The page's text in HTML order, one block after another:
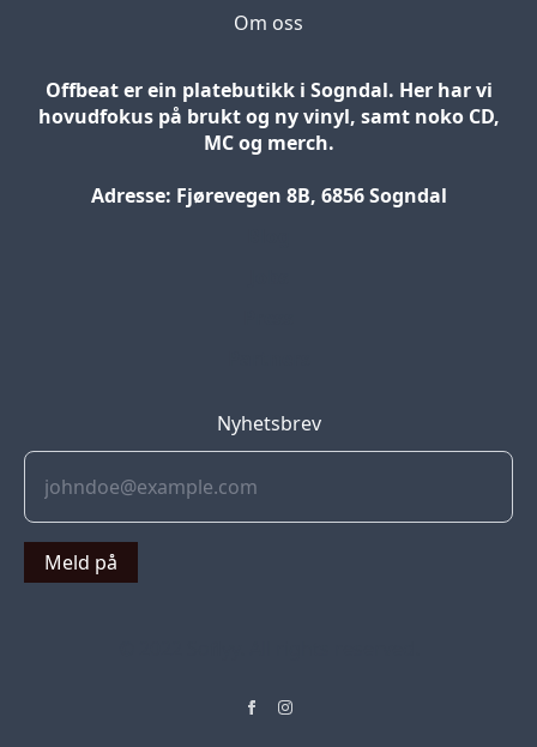
Om oss
Offbeat er ein platebutikk i Sogndal. Her har vi
hovudfokus på brukt og ny vinyl, samt noko CD,
MC og merch.
Adresse: Fjørevegen 8B, 6856 Sogndal
Nyhetsbrev
Meld på